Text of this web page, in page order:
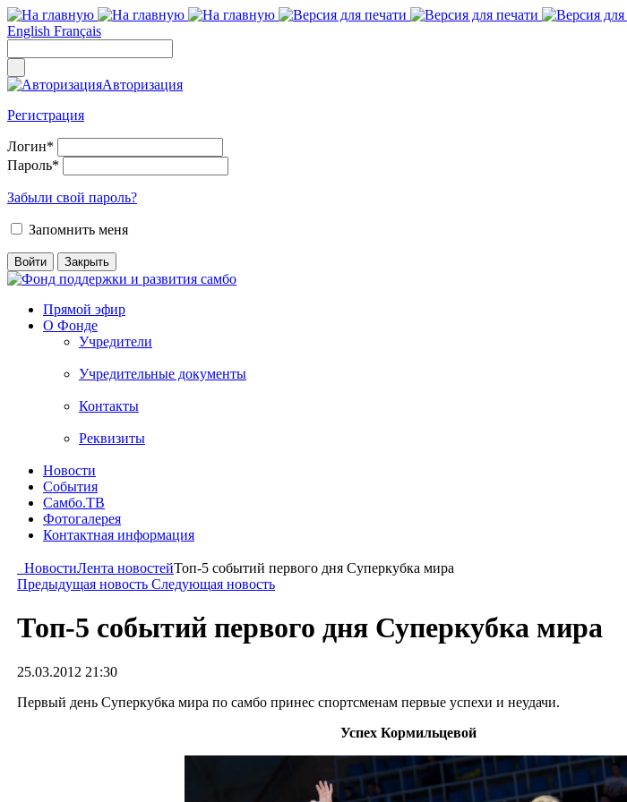
English Français
Авторизация
Регистрация
Логин*
Пароль*
Забыли свой пароль?
Запомнить меня
Прямой эфир
О Фонде
Учредители
Учредительные документы
Контакты
Реквизиты
Новости
События
Самбо.ТВ
Фотогалерея
Контактная информация
НовостиЛента новостейТоп-5 событий первого дня Суперкубка мира
Предыдущая новость Следующая новость
Топ-5 событий первого дня Суперкубка мира
25.03.2012 21:30
Первый день Суперкубка мира по самбо принес спортсменам первые успехи и неудачи.
Успех Кормильцевой